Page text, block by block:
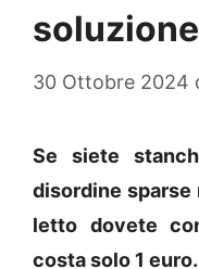
soluzione
30 Ottobre 2024
Se siete
disordine sparse
letto dovete
costa solo 1 euro.